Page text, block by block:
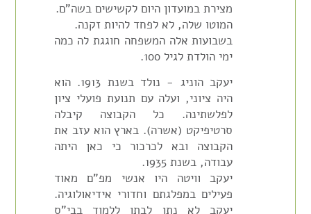
מצירת במועדון היום לקשישים בשה"ם.
המוטו שלה, לא לפחד להיות זקנה.
בשבועות אלה המשפחה חוגגת לה כמה
ימי הולדת לגיל 100.
יעקב הוניג - נולד בשנת 1913. הוא
היה ציוני, ועלה עם תנועת פועלי ציון
לפלשתינה. כל הקבוצה קיבלה
סרטיפיקט (אשרה). בארץ הוא עזב את
הקבוצה ובא לכרכור כי כאן היתה
עבודה, בשנת 1935.
יעקב וויטה היו אנשי מפ"ם מאוד
פעילים במפלגתם וחדורי אידיאולוגיה.
יעקב לא נתן לבתו ללמוד בבי"ס